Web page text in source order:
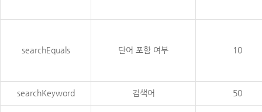
searchEquals 단어 포함 여부 10
searchKeyword 검색어 50